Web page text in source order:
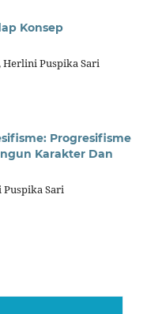
Konsep
Puspika Sari
Progresifisme
Karakter Dan
Sari